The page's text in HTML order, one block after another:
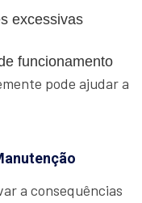
excessivas
funcionamento
pode ajudar a
a consequências